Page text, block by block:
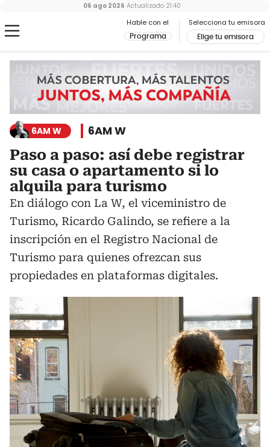
Hable con el
Programa
Selecciona tu emisora
Elige tu emisora
06 ago 2026 Actualizado 21:40
6AM W 6AM W
Paso a paso: así debe registrar
su casa o apartamento si lo
alquila para turismo
En diálogo con La W, el viceministro de
Turismo, Ricardo Galindo, se refiere a la
inscripción en el Registro Nacional de
Turismo para quienes ofrezcan sus
propiedades en plataformas digitales.